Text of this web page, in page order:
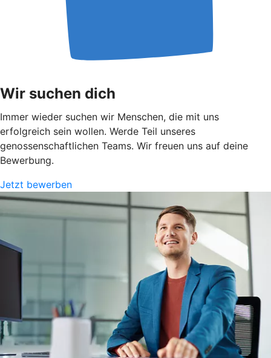
Wir suchen dich
Immer wieder suchen wir Menschen, die mit uns
erfolgreich sein wollen. Werde Teil unseres
genossenschaftlichen Teams. Wir freuen uns auf deine
Bewerbung.
Jetzt bewerben